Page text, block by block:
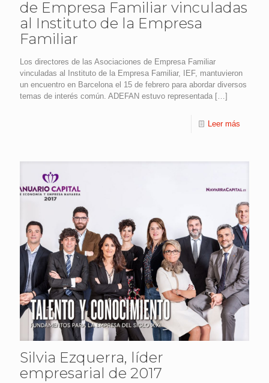
de Empresa Familiar vinculadas
al Instituto de la Empresa
Familiar
Los directores de las Asociaciones de Empresa Familiar
vinculadas al Instituto de la Empresa Familiar, IEF, mantuvieron
un encuentro en Barcelona el 15 de febrero para abordar diversos
temas de interés común. ADEFAN estuvo representada […]
Leer más
Silvia Ezquerra, líder
empresarial de 2017